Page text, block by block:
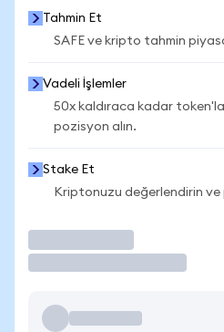
Tahmin Et
SAFE ve kripto tahmin
Vadeli İşlemler
50x kaldıraca kadar
pozisyon alın.
Stake Et
Kriptonuzu değerlendirin